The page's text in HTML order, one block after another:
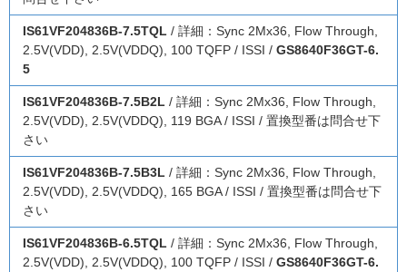
IS61VF204836B-7.5TQL / 詳細：Sync 2Mx36, Flow Through,
2.5V(VDD), 2.5V(VDDQ), 100 TQFP / ISSI / GS8640F36GT-6.
5
IS61VF204836B-7.5B2L / 詳細：Sync 2Mx36, Flow Through,
2.5V(VDD), 2.5V(VDDQ), 119 BGA / ISSI / 置換型番は問合せ下
さい
IS61VF204836B-7.5B3L / 詳細：Sync 2Mx36, Flow Through,
2.5V(VDD), 2.5V(VDDQ), 165 BGA / ISSI / 置換型番は問合せ下
さい
IS61VF204836B-6.5TQL / 詳細：Sync 2Mx36, Flow Through,
2.5V(VDD), 2.5V(VDDQ), 100 TQFP / ISSI / GS8640F36GT-6.